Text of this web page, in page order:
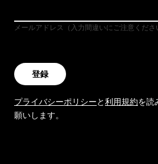
メールアドレス（入力間違いにご注意くださ
登録
プライバシーポリシーと利用規約を読
願いします。